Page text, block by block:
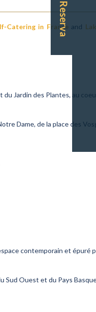
Reserva
Catering in France and
Jardin des Plantes, au
Dame, de la place des
contemporain et épuré
Sud Ouest et du Pays